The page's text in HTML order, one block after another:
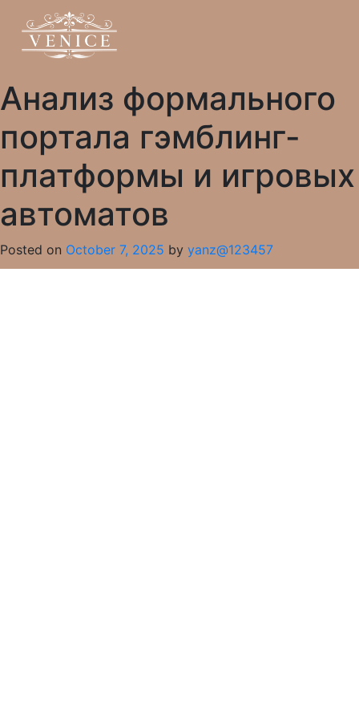
Анализ формального
портала гэмблинг-
платформы и игровых
автоматов
Posted on October 7, 2025 by yanz@123457